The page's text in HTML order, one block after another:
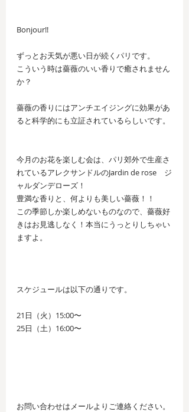
Bonjour!!
ずっとお天気が悪い日が続くパリです。
こういう時は薔薇のいい香りで癒されません
か？
薔薇の香りにはアンチエイジングに効果があ
ると科学的にも立証されているらしいです。
今月のお花を楽しむ会は、パリ郊外で生産さ
れているアレクサンドルのJardin de rose　ジ
ャルダンデローズ！
豊満な香りと、何よりも美しい薔薇！！
この季節しか楽しめないものなので、薔薇好
きはお見逃しなく！本当にうっとりしちゃい
ますよ。
スケジュールは以下の通りです。
21日（火）15:00〜
25日（土）16:00〜
お問い合わせはメールよりご連絡ください。